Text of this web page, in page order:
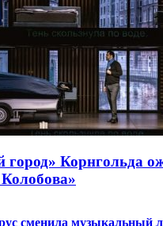
город» Корнгольда
сменила музыкальный